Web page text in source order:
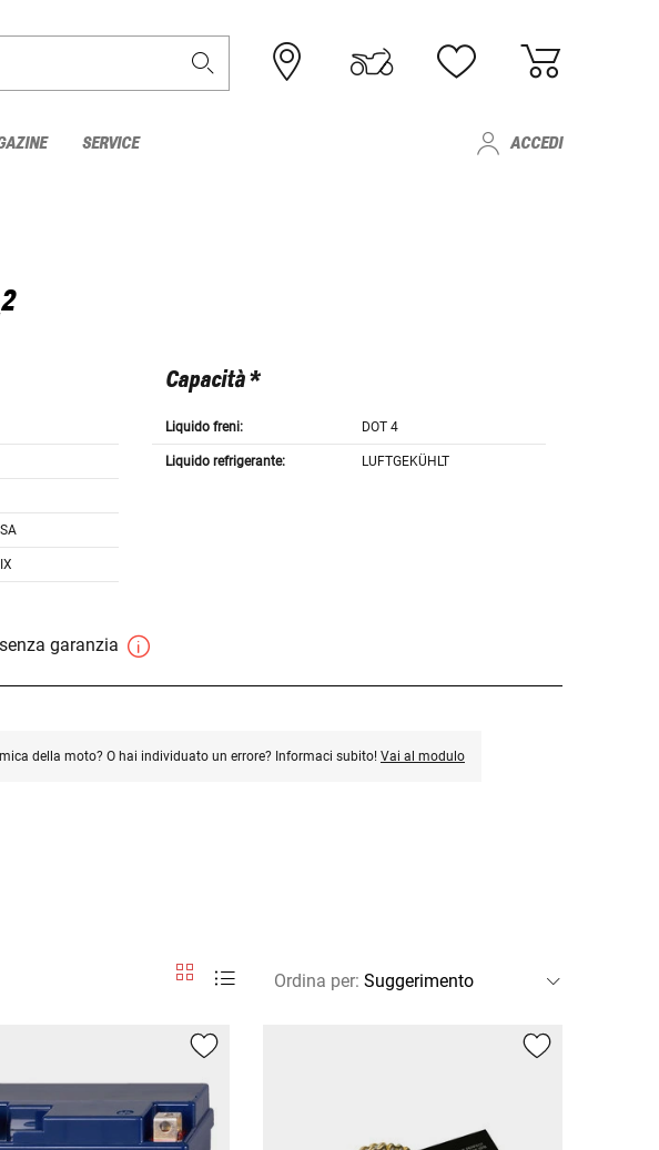
SERVICE ACCEDI
Capacità *
Liquido freni: DOT 4
Liquido refrigerante: LUFTGEKÜHLT
garanzia
della moto? O hai individuato un errore? Informaci subito! Vai al modulo
Ordina per: